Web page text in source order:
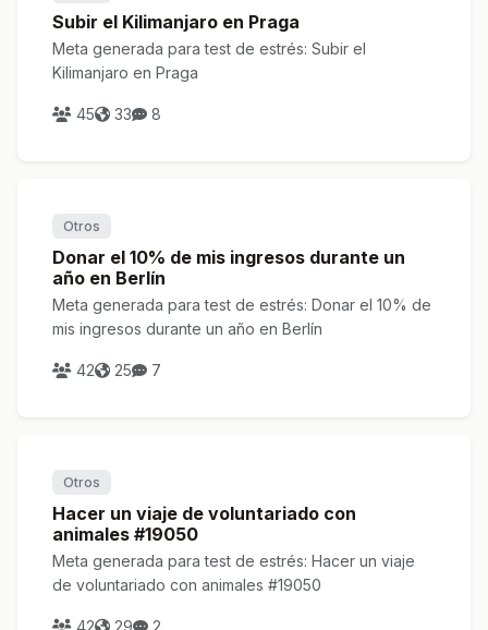
Subir el Kilimanjaro en Praga
Meta generada para test de estrés: Subir el
Kilimanjaro en Praga
45 33 8
Otros
Donar el 10% de mis ingresos durante un
año en Berlín
Meta generada para test de estrés: Donar el 10% de
mis ingresos durante un año en Berlín
42 25 7
Otros
Hacer un viaje de voluntariado con
animales #19050
Meta generada para test de estrés: Hacer un viaje
de voluntariado con animales #19050